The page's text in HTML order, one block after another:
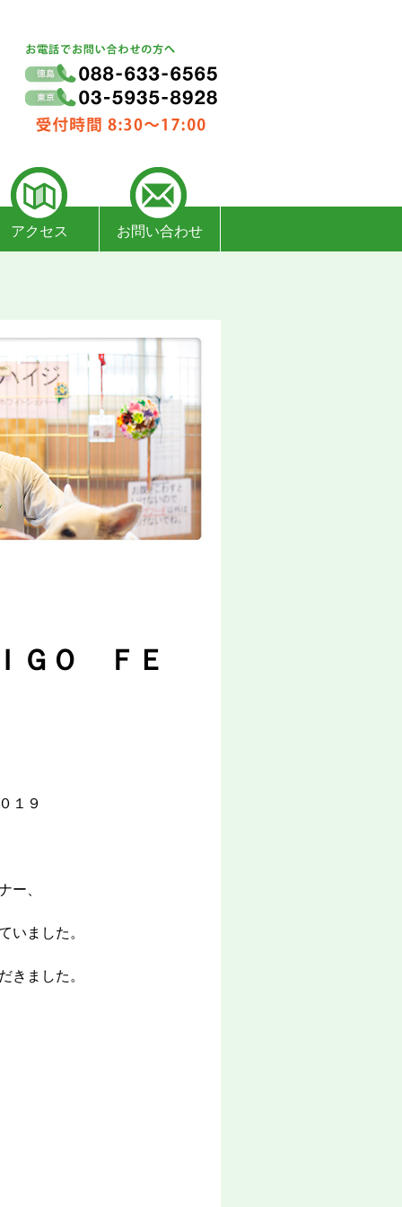
アクセス お問い合わせ
ＧＯ ＦＥ
１９
ー、
いました。
きました。